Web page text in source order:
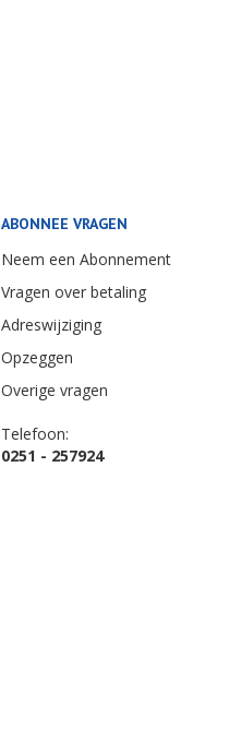
ABONNEE VRAGEN
Neem een Abonnement
Vragen over betaling
Adreswijziging
Opzeggen
Overige vragen
Telefoon:
0251 - 257924